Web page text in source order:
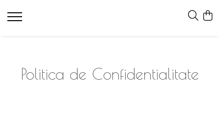
Politica de Confidentialitate